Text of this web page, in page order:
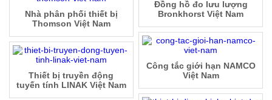
Đồng hồ đo lưu lượng
Bronkhorst Việt Nam
Nhà phân phối thiết bị
Thomson Việt Nam
Công tắc giới hạn NAMCO
Việt Nam
Thiết bị truyền động
tuyến tính LINAK Việt Nam